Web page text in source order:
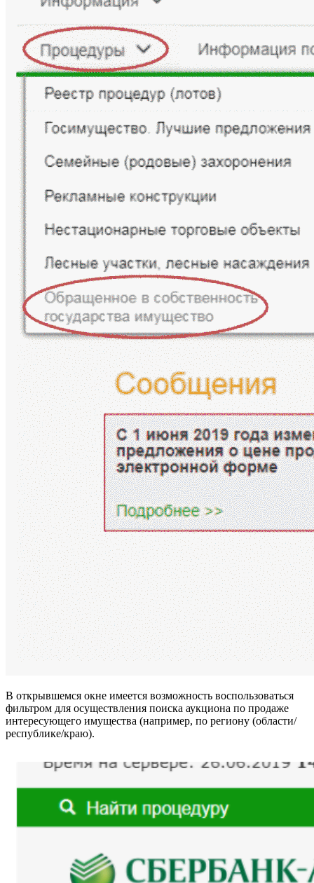
В открывшемся окне имеется возможность воспользоваться
фильтром для осуществления поиска аукциона по продаже
интересующего имущества (например, по региону (области/
республике/краю).